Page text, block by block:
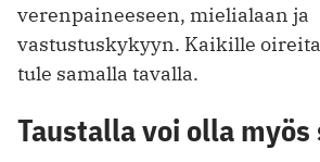
verenpaineeseen, mielialaan ja
vastustuskykyyn. Kaikille
tule samalla tavalla.
Taustalla voi olla myös